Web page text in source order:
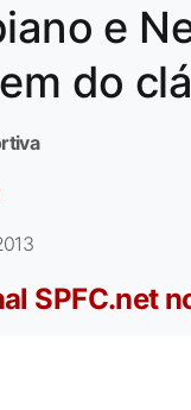
e
do
SPFC.net